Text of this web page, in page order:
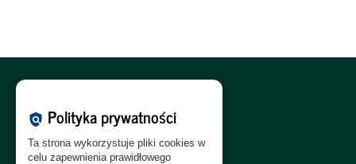
Polityka Prywatności:PL
Polityka RODO:PL|EN
policy Polityka prywatności
Ta strona wykorzystuje pliki cookies w
celu zapewnienia prawidłowego